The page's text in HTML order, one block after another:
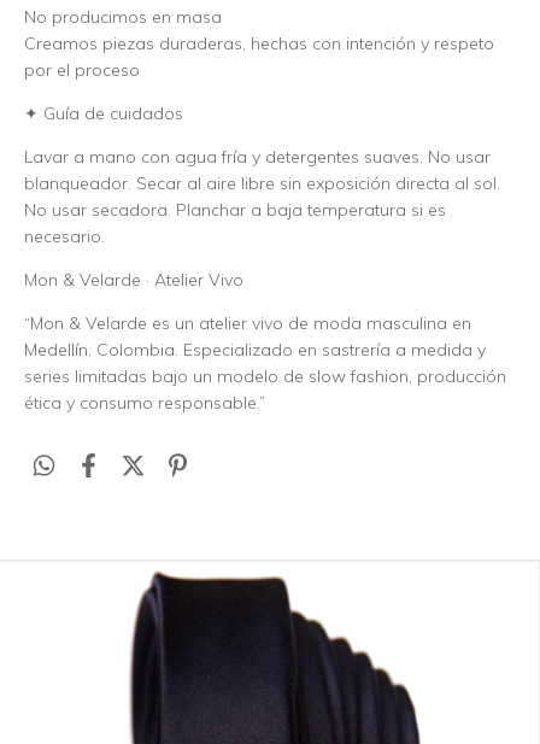
No producimos en masa
Creamos piezas duraderas, hechas con intención y respeto
por el proceso
✦ Guía de cuidados
Lavar a mano con agua fría y detergentes suaves. No usar
blanqueador. Secar al aire libre sin exposición directa al sol.
No usar secadora. Planchar a baja temperatura si es
necesario.
Mon & Velarde · Atelier Vivo
“Mon & Velarde es un atelier vivo de moda masculina en
Medellín, Colombia. Especializado en sastrería a medida y
series limitadas bajo un modelo de slow fashion, producción
ética y consumo responsable.”